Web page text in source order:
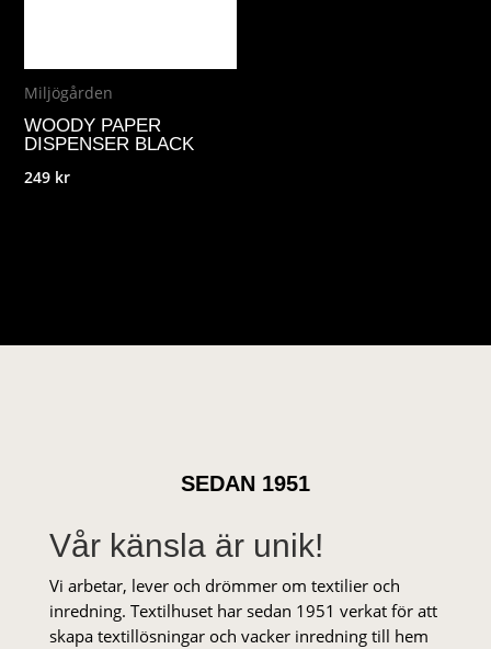
Miljögården
WOODY PAPER
DISPENSER BLACK
249 kr
SEDAN 1951
Vår känsla är unik!
Vi arbetar, lever och drömmer om textilier och
inredning. Textilhuset har sedan 1951 verkat för att
skapa textillösningar och vacker inredning till hem